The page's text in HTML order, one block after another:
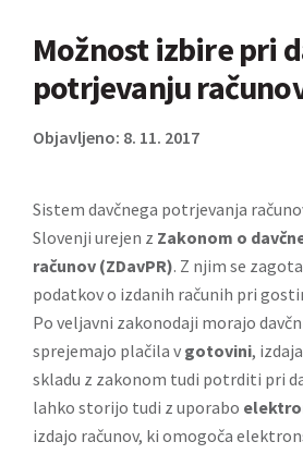
Možnost izbire pri
potrjevanju
Objavljeno: 8. 11. 2017
Sistem davčnega potrjevanja
Slovenji urejen z Zakonom o
računov (ZDavPR). Z njim se
podatkov o izdanih računih pri
Po veljavni zakonodaji morajo
sprejemajo plačila v gotovini,
skladu z zakonom tudi potrditi pri
lahko storijo tudi z uporabo
izdajo računov, ki omogoča